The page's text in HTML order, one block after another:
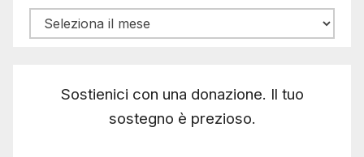
Sostienici con una donazione. Il tuo
sostegno è prezioso.